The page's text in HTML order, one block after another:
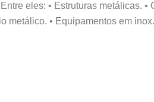
eles: • Estruturas metálicas.
• Equipamentos em